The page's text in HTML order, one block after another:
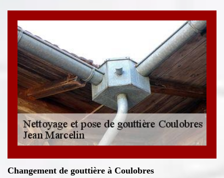
Changement de gouttière à Coulobres